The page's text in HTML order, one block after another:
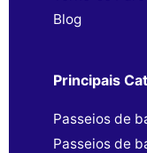
Blog
Principais
Passeios de
Passeios de